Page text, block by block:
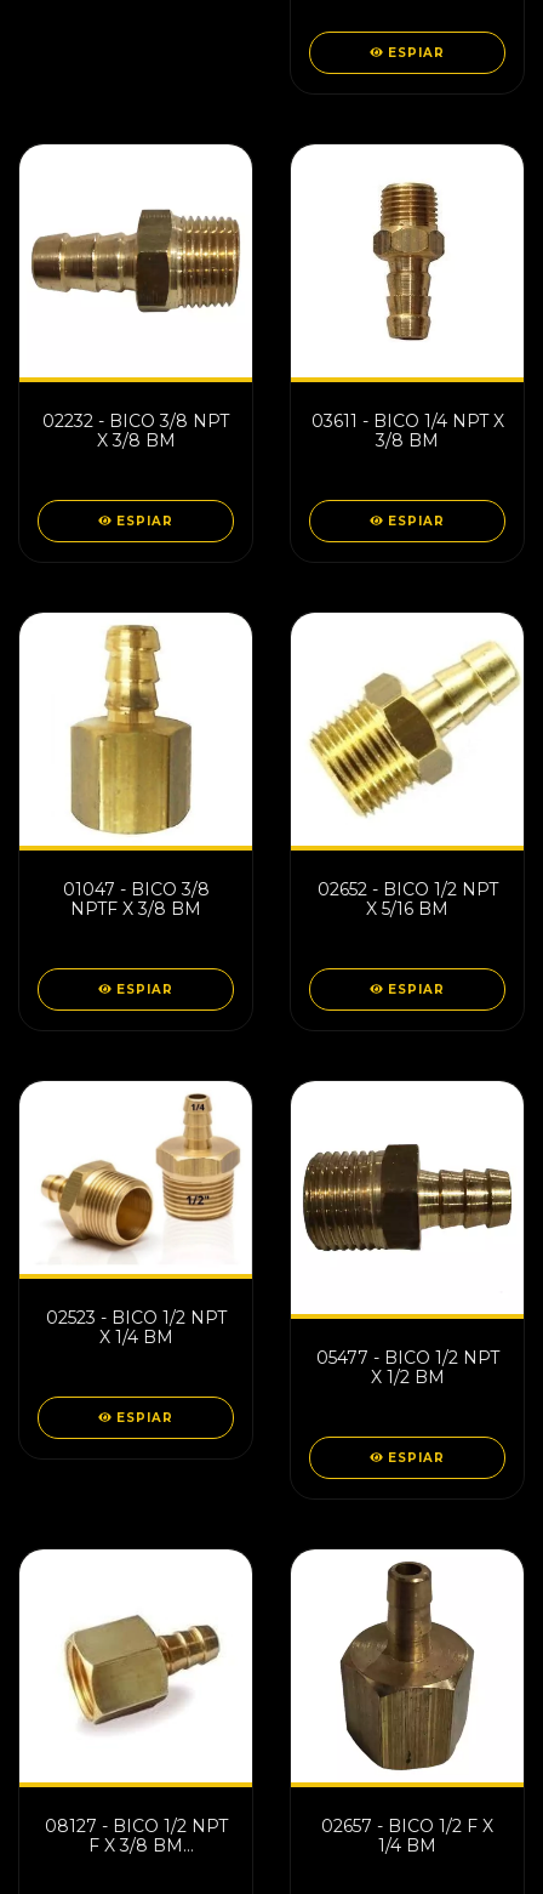
ESPIAR
02232 - BICO 3/8 NPT
X 3/8 BM
ESPIAR
03611 - BICO 1/4 NPT X
3/8 BM
ESPIAR
01047 - BICO 3/8
NPTF X 3/8 BM
ESPIAR
02652 - BICO 1/2 NPT
X 5/16 BM
ESPIAR
02523 - BICO 1/2 NPT
X 1/4 BM
ESPIAR
05477 - BICO 1/2 NPT
X 1/2 BM
ESPIAR
08127 - BICO 1/2 NPT
F X 3/8 BM
02657 - BICO 1/2 F X
1/4 BM